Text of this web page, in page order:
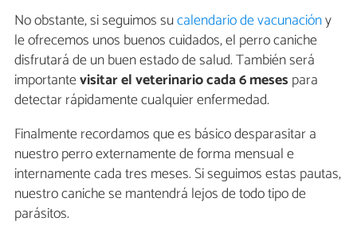
No obstante, si seguimos sucalendario de vacunacióny
le ofrecemos unos buenos cuidados, el perro caniche
disfrutará de un buen estado de salud. También será
importantevisitar el veterinario cada 6 meses para
detectar rápidamente cualquier enfermedad.
Finalmente recordamos que es básico desparasitar a
nuestro perro externamente de forma mensual e
internamente cada tres meses. Si seguimos estas pautas,
nuestro caniche se mantendrá lejos de todo tipo de
parásitos.